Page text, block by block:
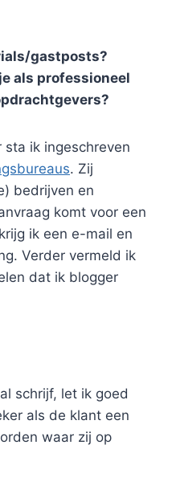
gastposts?
als professioneel
ik ingeschreven
. Zij
bedrijven en
komt voor een
ik een e-mail en
Verder vermeld ik
dat ik blogger
schrijf, let ik goed
als de klant een
waar zij op